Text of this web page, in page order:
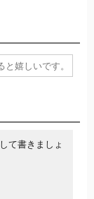
て書きましょ